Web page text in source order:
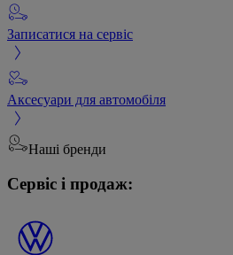
Записатися на сервіс
Аксесуари для автомобіля
Наші бренди
Сервіс і продаж: